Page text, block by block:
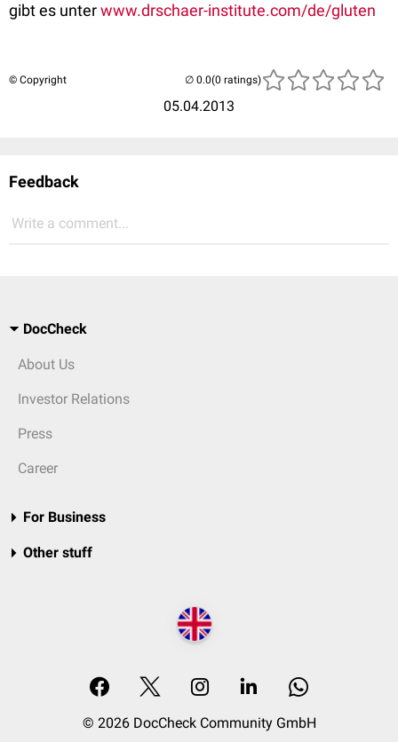
gibt es unterwww.drschaer-institute.com/de/gluten
© Copyright
05.04.2013
(0 ratings)
Feedback
Write a comment...
DocCheck
About Us
Investor Relations
Press
Career
For Business
Other stuff
© 2026 DocCheck Community GmbH